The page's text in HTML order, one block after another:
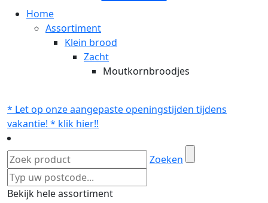
Home
Assortiment
Klein brood
Zacht
Moutkornbroodjes
* Let op onze aangepaste openingstijden tijdens
vakantie! * klik hier!!
Zoeken
Bekijk hele assortiment